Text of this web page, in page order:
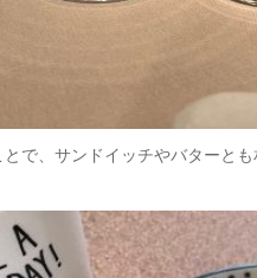
とで、サンドイッチやバターと